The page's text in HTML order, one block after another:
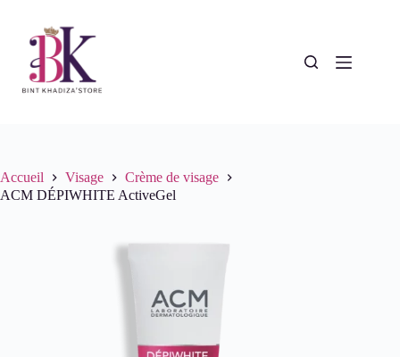
contenu
Accueil Visage
Crème de visage
ACM DÉPIWHITE ActiveGel